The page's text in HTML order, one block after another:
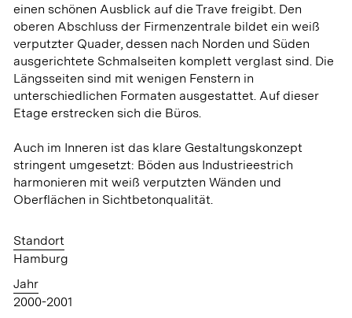
einen schönen Ausblick auf die Trave freigibt. Den
oberen Abschluss der Firmenzentrale bildet ein weiß
verputzter Quader, dessen nach Norden und Süden
ausgerichtete Schmalseiten komplett verglast sind. Die
Längsseiten sind mit wenigen Fenstern in
unterschiedlichen Formaten ausgestattet. Auf dieser
Etage erstrecken sich die Büros.
Auch im Inneren ist das klare Gestaltungskonzept
stringent umgesetzt: Böden aus Industrieestrich
harmonieren mit weiß verputzten Wänden und
Oberflächen in Sichtbetonqualität.
Standort
Hamburg
Jahr
2000-2001